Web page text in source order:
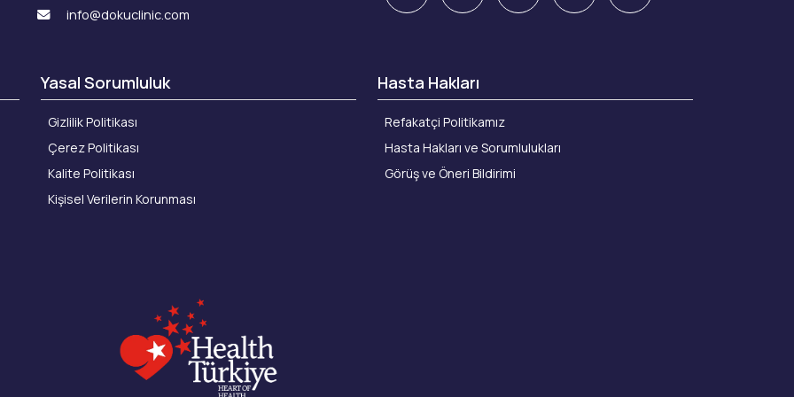
info@dokuclinic.com
Yasal Sorumluluk
Gizlilik Politikası
Çerez Politikası
Kalite Politikası
Kişisel Verilerin Korunması
Hasta Hakları
Refakatçi Politikamız
Hasta Hakları ve Sorumlulukları
Görüş ve Öneri Bildirimi